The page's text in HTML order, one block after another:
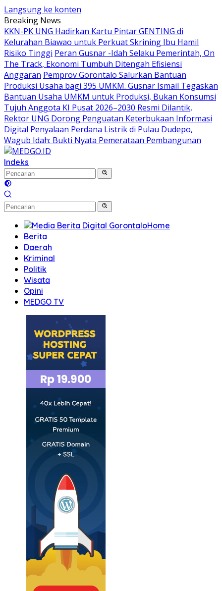
Langsung ke konten
Breaking News
KKN-PK UNG Hadirkan Kartu Pintar GENTING di
Kelurahan Biawao untuk Perkuat Skrining Ibu Hamil
Risiko Tinggi Peran Gusnar -Idah Selaku Pemerintah, On
The Track, Ekonomi Tumbuh Ditengah Efisiensi
Anggaran Pemprov Gorontalo Salurkan Bantuan
Produksi Usaha bagi 395 UMKM. Gusnar Ismail Tegaskan
Bantuan Usaha UMKM untuk Produksi, Bukan Konsumsi
Tujuh Anggota KI Pusat 2026–2030 Resmi Dilantik,
Rektor UNG Dorong Penguatan Keterbukaan Informasi
Digital Penyalaan Perdana Listrik di Pulau Dudepo,
Wagub Idah: Bukti Nyata Pemerataan Pembangunan
Indeks
Home
Berita
Daerah
Kriminal
Politik
Wisata
Opini
MEDGO TV